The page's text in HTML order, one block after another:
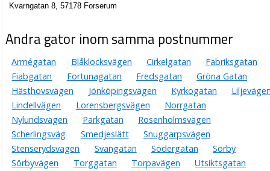
Kvarngatan 8, 57178 Forserum
Andra gator inom samma postnummer
Armégatan Blåklocksvägen Cirkelgatan
Fabriksgatan
Fiabgatan
Fortunagatan Fredsgatan
Gröna Gatan
Hästhovsvägen
Jönköpingsvägen Kyrkogatan
Lindellvägen
Lorensbergsvägen
Norrgatan
Nylundsvägen
Parkgatan
Rosenholmsvägen
Scherlingsväg
Smedjeslätt
Snuggarpsvägen
Stenserydsvägen
Svangatan Södergatan
Sörby
Sörbyvägen
Torggatan Torpavägen
Utsiktsgatan